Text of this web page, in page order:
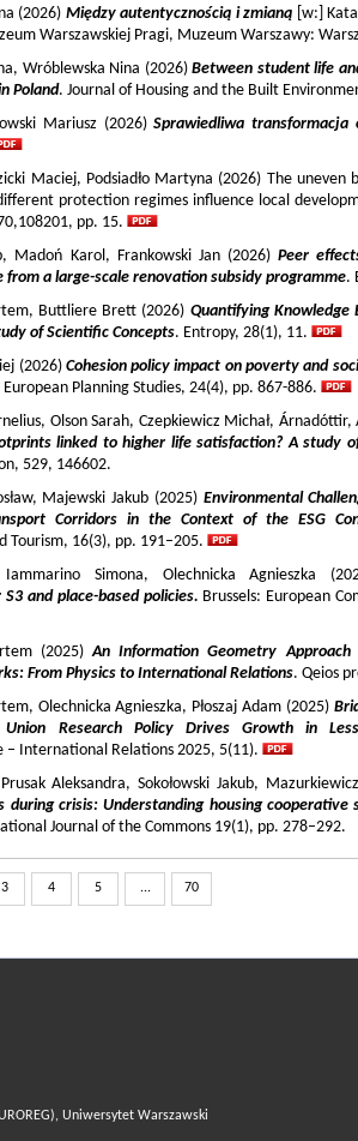
(2026) Między autentycznością i zmianą [w:]
Warszawskiej Pragi, Muzeum Warszawy:
Wróblewska Nina (2026)Between student life
Poland. Journal of Housing and the Built
Mariusz (2026)Sprawiedliwa transformacja
Maciej, Podsiadło Martyna (2026) The
protection regimes influence local
pp. 15.
Madoń Karol, Frankowski Jan (2026)Peer
from a large-scale renovation subsidy programme.
Buttliere Brett (2026) Quantifying Knowledge
of Scientific Concepts. Entropy, 28(1), 11.
(2026)Cohesion policy impact on poverty and
European Planning Studies, 24(4), pp. 867-886.
Olson Sarah, Czepkiewicz Michał,
linked to higher life satisfaction? A study
529, 146602.
Majewski Jakub (2025) Environmental
Corridors in the Context of the ESG
Tourism, 16(3), pp. 191–205.
Simona, Olechnicka Agnieszka
and place-based policies. Brussels: European
(2025)An Information Geometry
From Physics to International Relations. Qeios
Olechnicka Agnieszka, Płoszaj Adam (2025)
Union Research Policy Drives Growth in
– International Relations 2025, 5(11).
Aleksandra, Sokołowski Jakub,
during crisis: Understanding housing
Journal of the Commons 19(1), pp. 278–292.
3 4 5 ... 70
Uniwersytet Warszawski